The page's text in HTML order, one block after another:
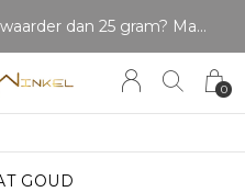
0
LET OP: wil jij iets zien van zwaarder dan 25 gram? Maak dan een afspraak om het product te bekijken. Producten boven de 25 gram NIET aanwezig in winkel.
GOUD